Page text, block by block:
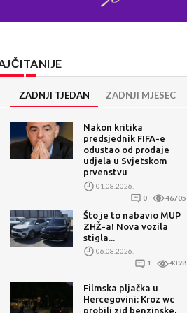
ZADNJI TJEDAN ZADNJI MJESEC
Nakon kritika
predsjednik FIFA-e
odustao od prodaje
udjela u Svjetskom
prvenstvu
01.08.2026.
0
46705
Što je to nabavio MUP
ZHŽ-a! Nova vozila
stigla...
06.08.2026.
1
4398
Filmska pljačka u
Hercegovini: Kroz wc
probili zid benzinske,